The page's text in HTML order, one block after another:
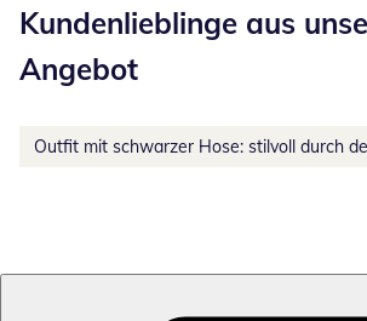
Kundenlieblinge aus
Angebot
Outfit mit schwarzer Hose: stilvoll durch